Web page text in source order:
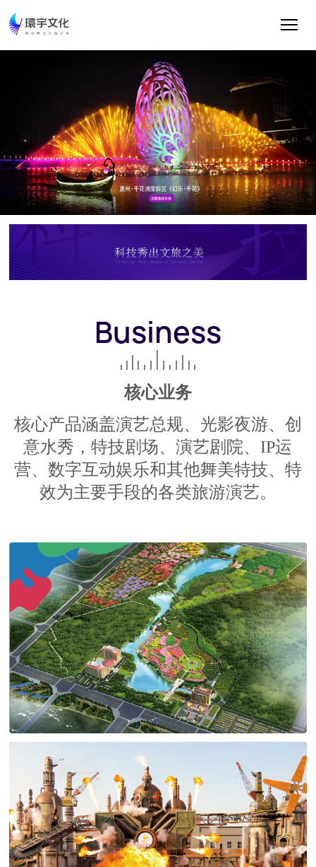
Business
核心业务
核心产品涵盖演艺总规、光影夜游、创
意水秀，特技剧场、演艺剧院、IP运
营、 数字互动娱乐和其他舞美特技、特
效为主要手段的各类旅游演艺。